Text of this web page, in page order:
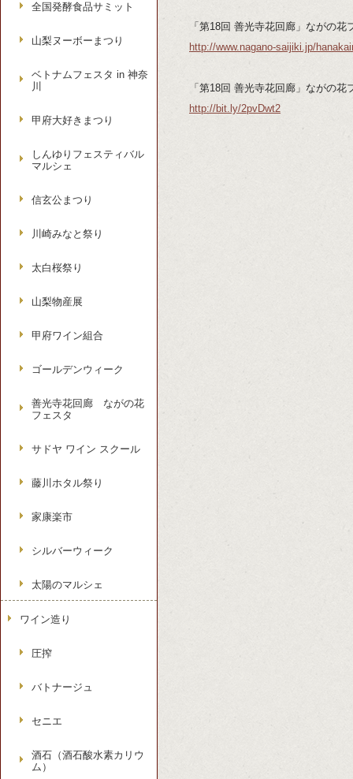
「第18回 善光寺花回廊」ながの
http://www.nagano-saijiki.jp/
「第18回 善光寺花回廊」ながの
http://bit.ly/2pvDwt2
全国発酵食品サミット
山梨ヌーボーまつり
ベトナムフェスタ in 神奈
川
甲府大好きまつり
しんゆりフェスティバル
マルシェ
信玄公まつり
川崎みなと祭り
太白桜祭り
山梨物産展
甲府ワイン組合
ゴールデンウィーク
善光寺花回廊 ながの花
フェスタ
サドヤ ワイン スクール
藤川ホタル祭り
家康楽市
シルバーウィーク
太陽のマルシェ
ワイン造り
圧搾
バトナージュ
セニエ
酒石（酒石酸水素カリウ
ム）